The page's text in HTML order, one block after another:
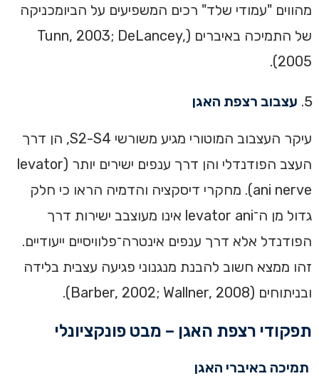
מהווים "עמודי שלד" רכים המשפיעים על הביומכניקה
של התמיכה באיברים (Tunn, 2003; DeLancey,
2005).
עצבוב רצפת האגן
עיקר העצבוב המוטורי מגיע משורשי S2-S4, הן דרך
העצב הפודנדלי והן דרך ענפים ישירים יותר (levator
ani nerve). מחקרי דיסקציה והדמיה הראו כי חלק
גדול מן ה־levator ani אינו מעוצבב ישירות דרך
הפודנדל אלא דרך ענפים אינטרה־פלוויסיים ייעודיים.
זהו ממצא חשוב להבנת מנגנוני פגיעה עצבית בלידה
ובניתוחים (Barber, 2002; Wallner, 2008).
תפקודי רצפת האגן – מבט פונקציונלי
תמיכה באיברי האגן